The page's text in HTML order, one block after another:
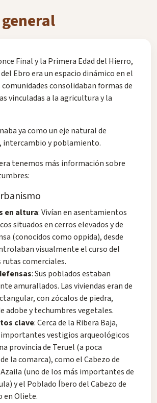
Final y la Primera Edad del Hierro,
Ebro era un espacio dinámico en el
consolidaban formas de
vinculadas a la agricultura y la
ya como un eje natural de
intercambio y poblamiento.
tenemos más información sobre
en altura: Vivían en asentamientos
situados en cerros elevados y de
(conocidos como oppida), desde
visualmente el curso del
rutas comerciales.
: Sus poblados estaban
amurallados. Las viviendas eran de
con zócalos de piedra,
adobe y techumbres vegetales.
clave: Cerca de la Ribera Baja,
vestigios arqueológicos
provincia de Teruel (a poca
la comarca), como el Cabezo de
(uno de los más importantes de
y el Poblado Íbero del Cabezo de
en Oliete.